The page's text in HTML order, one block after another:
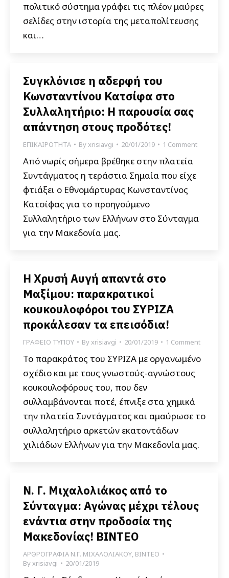
πολιτικό σύστημα γράφει τις πλέον μαύρες
σελίδες στην ιστορία της μεταπολίτευσης
και…
Συγκλόνισε η αδερφή του
Κωνσταντίνου Κατσίφα στο
Συλλαλητήριο: Η παρουσία σας
απάντηση στους προδότες!
ΕΠΙΚΑΙΡΟΤΗΤΑ Byxrisiavgi 20/01/2019 1 Comment
Από νωρίς σήμερα βρέθηκε στην πλατεία
Συντάγματος η τεράστια Σημαία που είχε
φτιάξει ο Εθνομάρτυρας Κωνσταντίνος
Κατσίφας για το προηγούμενο
Συλλαλητήριο των Ελλήνων στο Σύνταγμα
για την Μακεδονία μας.
Η Χρυσή Αυγή απαντά στο
Μαξίμου: παρακρατικοί
κουκουλοφόροι του ΣΥΡΙΖΑ
προκάλεσαν τα επεισόδια!
ΓΡΑΦΕΙΟ ΤΥΠΟΥ Byxrisiavgi 20/01/2019 1 Comment
Το παρακράτος του ΣΥΡΙΖΑ με οργανωμένο
σχέδιο και με τους γνωστούς-αγνώστους
κουκουλοφόρους του, που δεν
συλλαμβάνονται ποτέ, έπνιξε στα χημικά
την πλατεία Συντάγματος και αμαύρωσε το
συλλαλητήριο αρκετών εκατοντάδων
χιλιάδων Ελλήνων για την Μακεδονία μας.
Ν. Γ. Μιχαλολιάκος από το
Σύνταγμα: Αγώνας μέχρι τέλους
ενάντια στην προδοσία της
Μακεδονίας! ΒΙΝΤΕΟ
ΑΡΘΡΟΓΡΑΦΙΑ Ν.Γ. ΜΙΧΑΛΟΛΙΑΚΟΥ, ΒΙΝΤΕΟ
Byxrisiavgi 20/01/2019